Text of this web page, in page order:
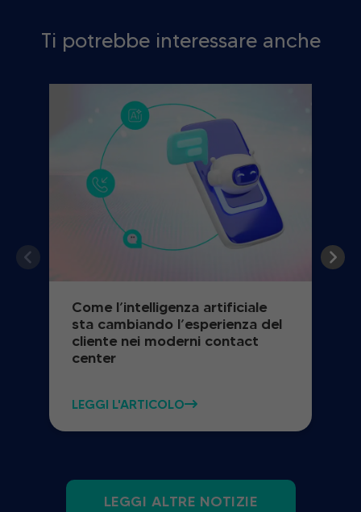
Ti potrebbe interessare anche
Come l’intelligenza artificiale
sta cambiando l’esperienza del
cliente nei moderni contact
center
LEGGI L'ARTICOLO
LEGGI ALTRE NOTIZIE